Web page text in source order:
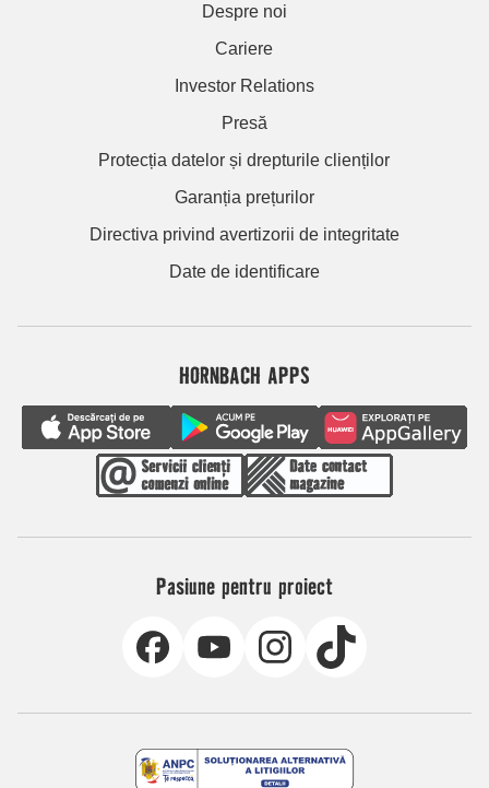
Despre noi
Cariere
Investor Relations
Presă
Protecția datelor și drepturile clienților
Garanția prețurilor
Directiva privind avertizorii de integritate
Date de identificare
HORNBACH APPS
Pasiune pentru proiect